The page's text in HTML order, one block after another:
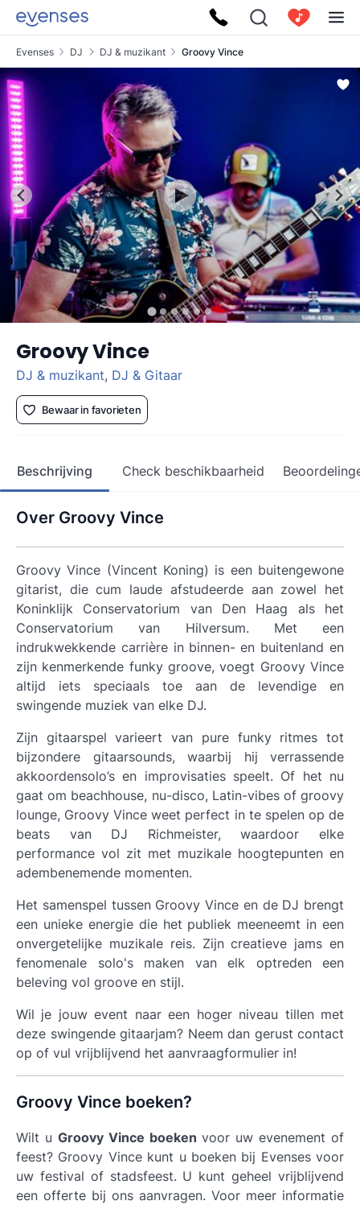
Evenses DJ DJ & muzikant Groovy Vince
Groovy Vince
DJ & muzikant, DJ & Gitaar
Bewaar in favorieten
Beschrijving Check beschikbaarheid
Over Groovy Vince
Groovy Vince (Vincent Koning) is een buitengewone
gitarist, die cum laude afstudeerde aan zowel het
Koninklijk Conservatorium van Den Haag als het
Conservatorium van Hilversum. Met een
indrukwekkende carrière in binnen- en buitenland en
zijn kenmerkende funky groove, voegt Groovy Vince
altijd iets speciaals toe aan de levendige en
swingende muziek van elke DJ.
Zijn gitaarspel varieert van pure funky ritmes tot
bijzondere gitaarsounds, waarbij hij verrassende
akkoordensolo’s en improvisaties speelt. Of het nu
gaat om beachhouse, nu-disco, Latin-vibes of groovy
lounge, Groovy Vince weet perfect in te spelen op de
beats van DJ Richmeister, waardoor elke
performance vol zit met muzikale hoogtepunten en
adembenemende momenten.
Het samenspel tussen Groovy Vince en de DJ brengt
een unieke energie die het publiek meeneemt in een
onvergetelijke muzikale reis. Zijn creatieve jams en
fenomenale solo's maken van elk optreden een
beleving vol groove en stijl.
Wil je jouw event naar een hoger niveau tillen met
deze swingende gitaarjam? Neem dan gerust contact
op of vul vrijblijvend het aanvraagformulier in!
Groovy Vince boeken?
Wilt u Groovy Vince boeken voor uw evenement of
feest? Groovy Vince kunt u boeken bij Evenses voor
uw festival of stadsfeest. U kunt geheel vrijblijvend
een offerte bij ons aanvragen. Voor meer informatie